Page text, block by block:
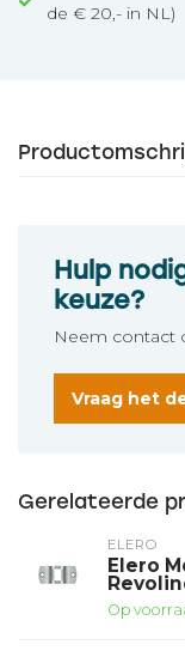
de € 20,- in NL)
Hulp
keuze?
Neem contact
Vraag het
Gerelateerde
ELERO
Elero
Op